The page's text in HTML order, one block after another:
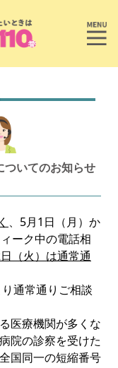
ついてのお知らせ
、5月1日（月）か
ーク中の電話相
日（火）は通常通
通常通りご相談
医療機関が多くな
院の診察を受けた
国同一の短縮番号